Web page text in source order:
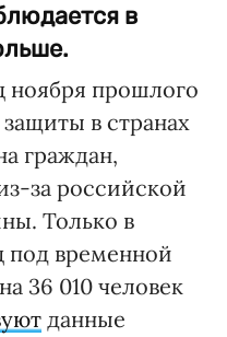
в
ноября прошлого
в странах
граждан,
за российской
Только в
под временной
36 010 человек
данные